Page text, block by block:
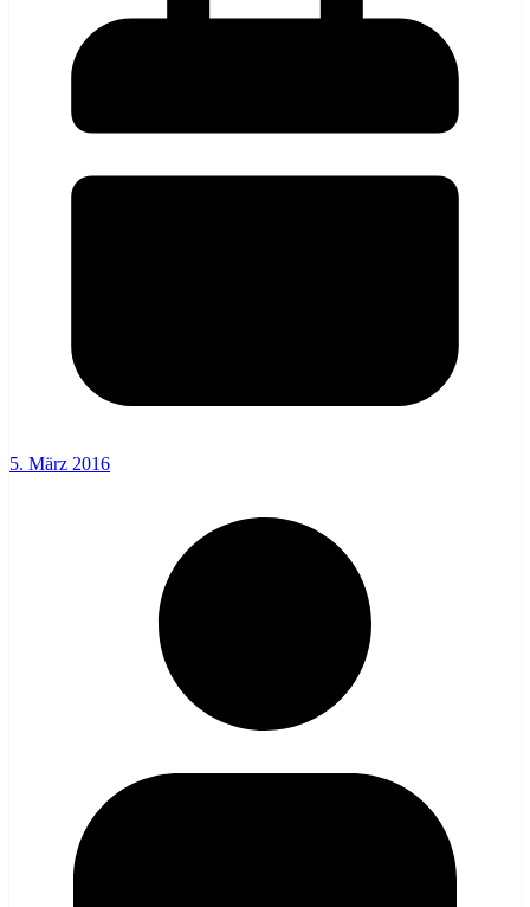
5. März 2016